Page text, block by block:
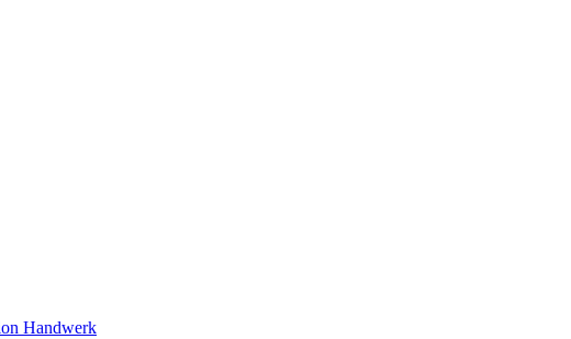
Handwerk